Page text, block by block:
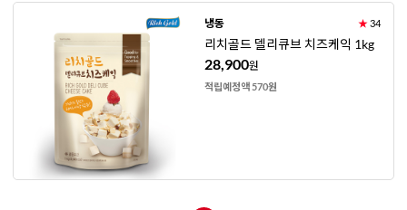
냉동 ★34
리치골드 델리큐브 치즈케익 1kg
28,900원
적립예정액 570원